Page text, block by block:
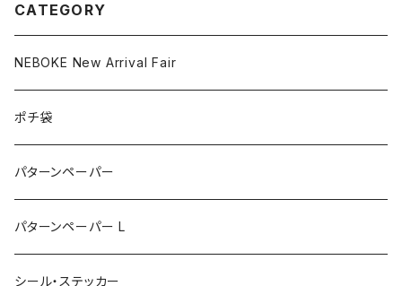
CATEGORY
NEBOKE New Arrival Fair
ポチ袋
パターンペーパー
パターンペーパー L
シール・ステッカー